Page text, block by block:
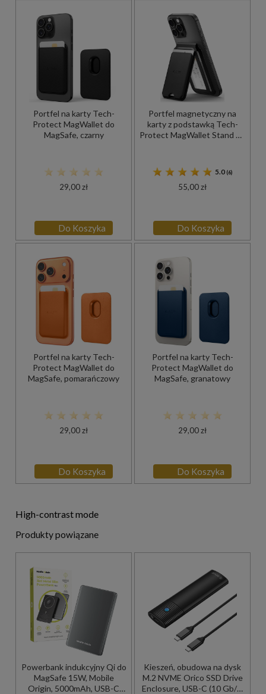
Portfel na karty Tech-
Protect MagWallet do
MagSafe, czarny
29,00 zł
Do Koszyka
Portfel magnetyczny na
karty z podstawką Tech-
Protect MagWallet Stand do
5.0 (6)
55,00 zł
Do Koszyka
Portfel na karty Tech-
Protect MagWallet do
MagSafe, pomarańczowy
29,00 zł
Do Koszyka
Portfel na karty Tech-
Protect MagWallet do
MagSafe, granatowy
29,00 zł
Do Koszyka
High-contrast mode
Produkty powiązane
Powerbank indukcyjny Qi do
MagSafe 15W, Mobile
Origin, 5000mAh, USB-C
Kieszeń, obudowa na dysk
M.2 NVME Orico SSD Drive
Enclosure, USB-C (10 Gb/s)